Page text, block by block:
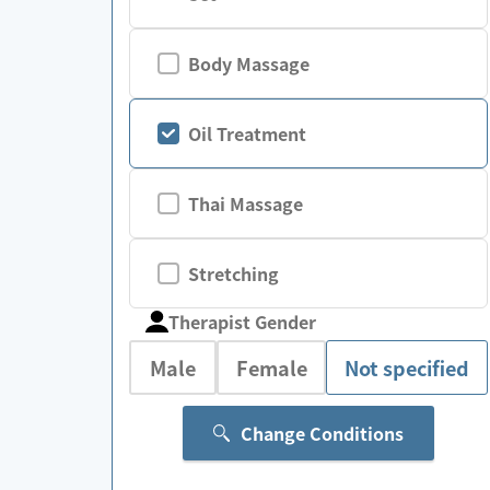
Body Massage
Oil Treatment
Thai Massage
Stretching
Therapist Gender
Male Female Not specified
Change Conditions